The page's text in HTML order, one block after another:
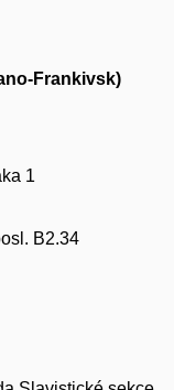
Frankivsk)
1
B2.34